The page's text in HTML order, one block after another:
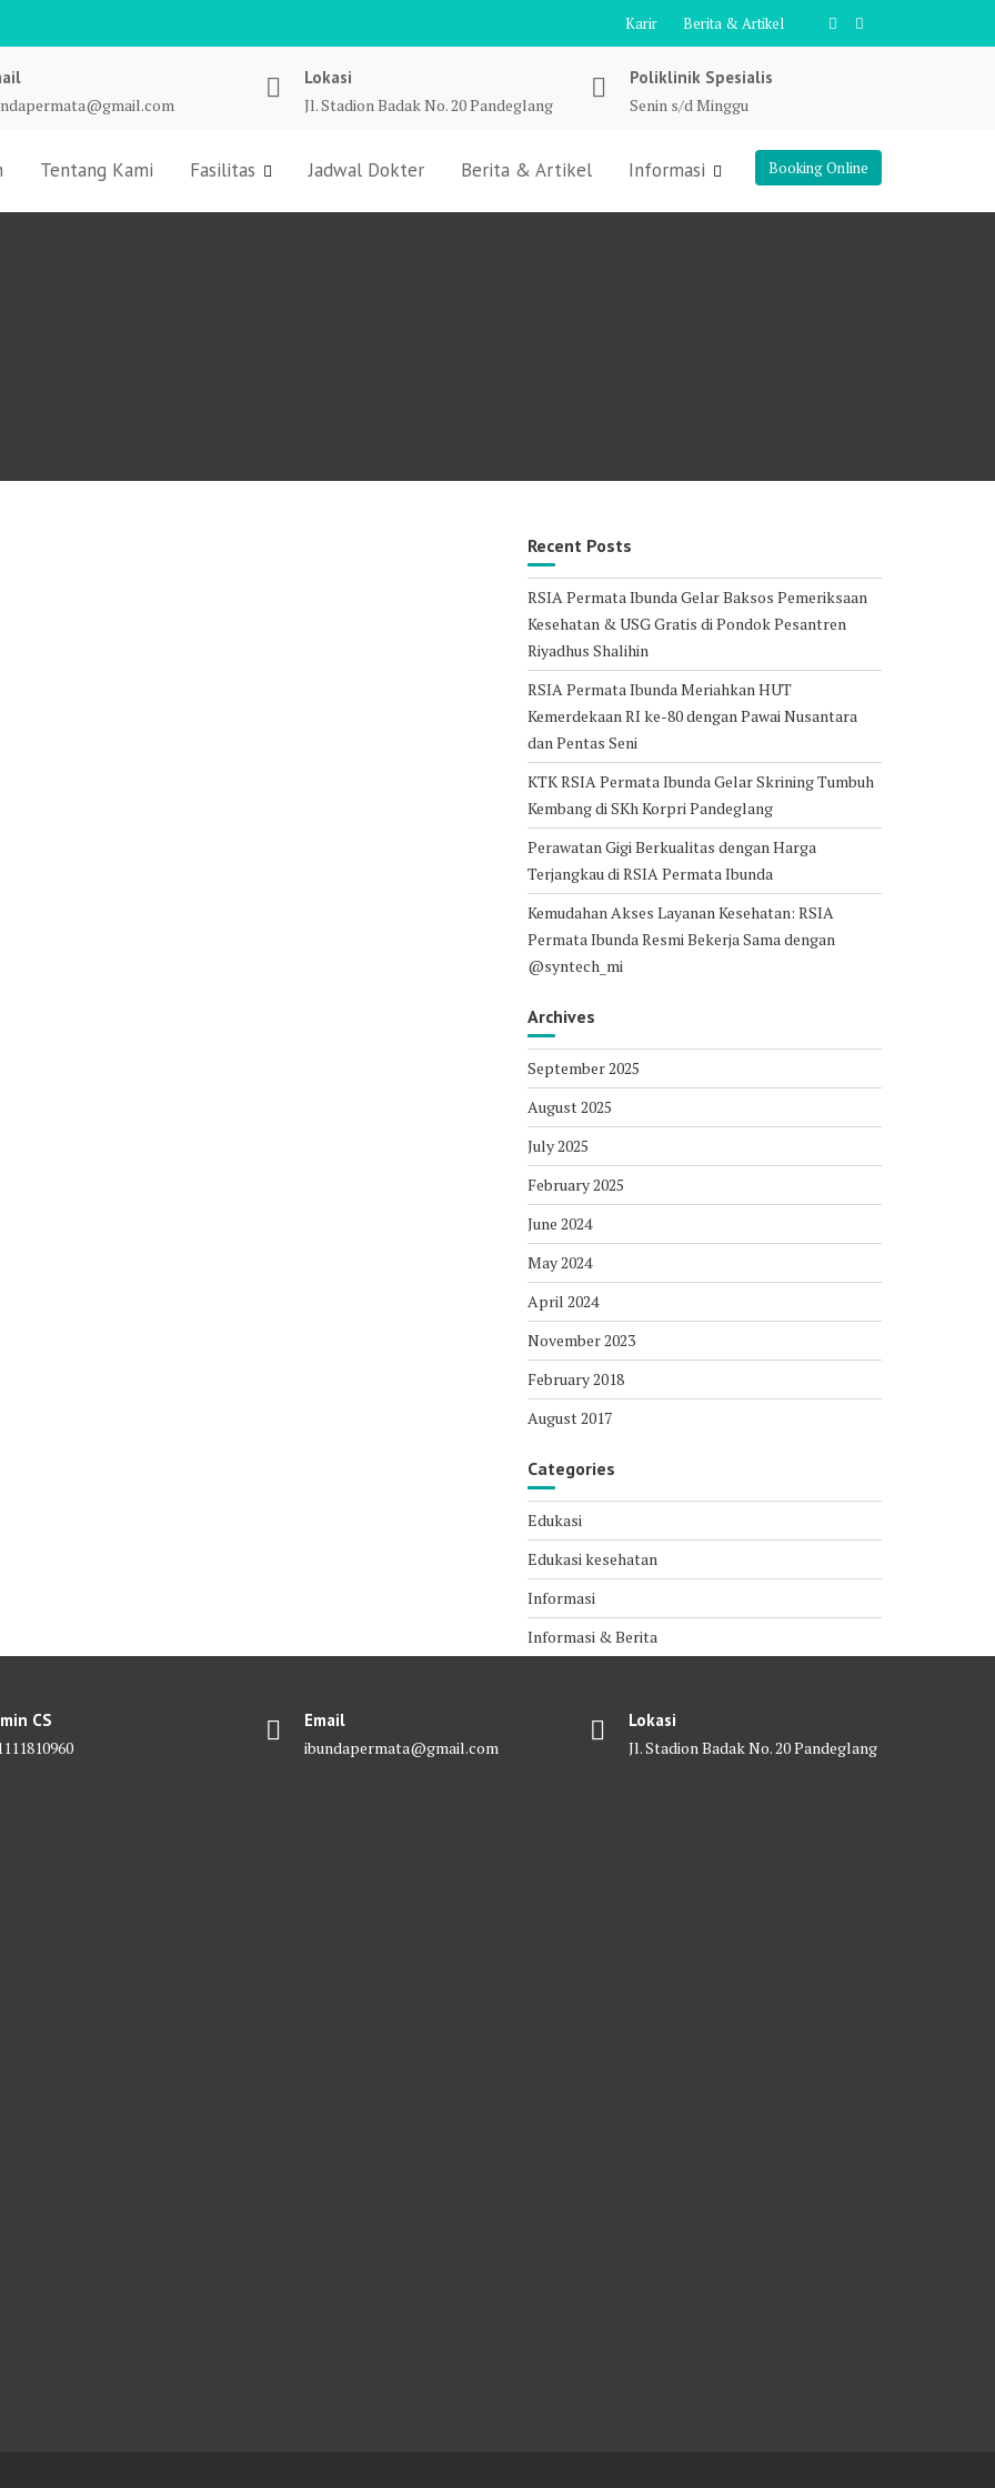
Karir Berita & Artikel
Lokasi
Jl. Stadion Badak No. 20 Pandeglang
Poliklinik Spesialis
Senin s/d Minggu
Booking Online
Tentang Kami Fasilitas Jadwal Dokter Berita & Artikel Informasi
Recent Posts
RSIA Permata Ibunda Gelar Baksos Pemeriksaan
Kesehatan & USG Gratis di Pondok Pesantren
Riyadhus Shalihin
RSIA Permata Ibunda Meriahkan HUT
Kemerdekaan RI ke-80 dengan Pawai Nusantara
dan Pentas Seni
KTK RSIA Permata Ibunda Gelar Skrining Tumbuh
Kembang di SKh Korpri Pandeglang
Perawatan Gigi Berkualitas dengan Harga
Terjangkau di RSIA Permata Ibunda
Kemudahan Akses Layanan Kesehatan: RSIA
Permata Ibunda Resmi Bekerja Sama dengan
@syntech_mi
Archives
September 2025
August 2025
July 2025
February 2025
June 2024
May 2024
April 2024
November 2023
February 2018
August 2017
Categories
Edukasi
Edukasi kesehatan
Informasi
Informasi & Berita
CS
Email
ibundapermata@gmail.com
Lokasi
Jl. Stadion Badak No. 20 Pandeglang